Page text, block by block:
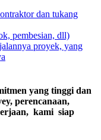
dan tukang
pembesian, dll)
proyek, yang
yang tinggi dan
perencanaan,
kami siap